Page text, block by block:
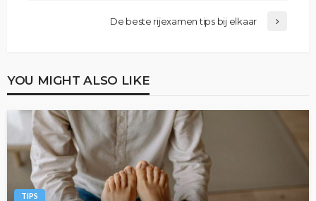
De beste rijexamen tips bij elkaar
YOU MIGHT ALSO LIKE
TIPS